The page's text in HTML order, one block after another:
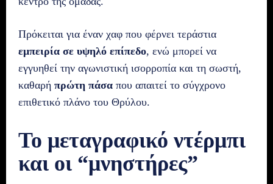
Πρόκειται για έναν χαφ που φέρνει τεράστια
εμπειρία σε υψηλό επίπεδο, ενώ μπορεί να
εγγυηθεί την αγωνιστική ισορροπία και τη σωστή,
καθαρή πρώτη πάσα που απαιτεί το σύγχρονο
επιθετικό πλάνο του Θρύλου.
Το μεταγραφικό ντέρμπι
και οι “μνηστήρες”